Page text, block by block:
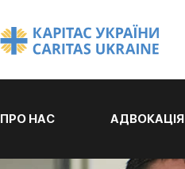
ПРО НАС АДВОКАЦІЯ